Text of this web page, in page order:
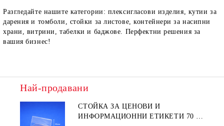
Разгледайте нашите категории: плексигласови изделия, кутии за
дарения и томболи, стойки за листове, контейнери за насипни
храни, витрини, табелки и баджове. Перфектни решения за
вашия бизнес!
Най-продавани
СТОЙКА ЗА ЦЕНОВИ И
ИНФОРМАЦИОННИ ЕТИКЕТИ 70 ×